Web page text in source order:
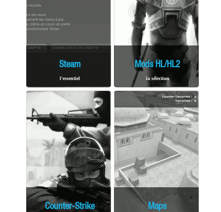
Steam
l'essentiel
Mods HL/HL2
la sélection
Counter-Strike Maps